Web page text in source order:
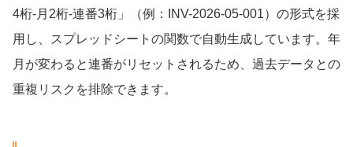
4桁-月2桁-連番3桁」（例：INV-2026-05-001）の形式を採
用し、スプレッドシートの関数で自動生成しています。年
月が変わると連番がリセットされるため、過去データとの
重複リスクを排除できます。